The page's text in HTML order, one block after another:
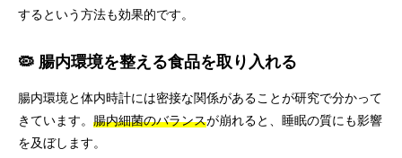
するという方法も効果的です。
🦠 腸内環境を整える食品を取り入れる
腸内環境と体内時計には密接な関係があることが研究で分かって
きています。 腸内細菌のバランスが崩れると、睡眠の質にも影響
を及ぼします。